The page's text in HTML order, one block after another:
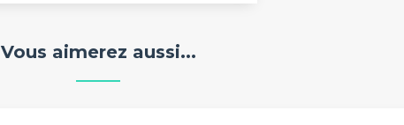
Vous aimerez aussi...